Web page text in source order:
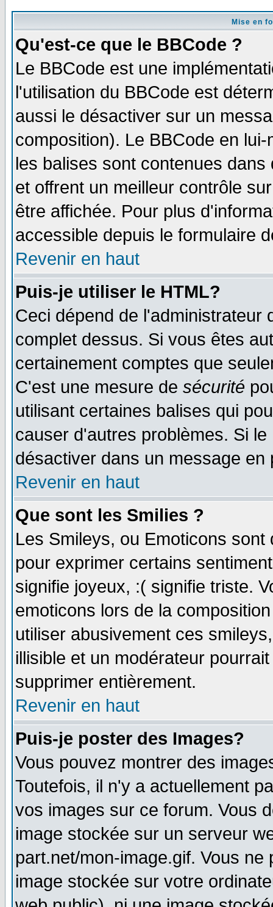
Mise en
Qu'est-ce que le BBCode ?
Le BBCode est une
l'utilisation du BBCode est
aussi le désactiver sur un
composition). Le BBCode en
les balises sont contenues
et offrent un meilleur contrôle
être affichée. Pour plus
accessible depuis le formulaire
Revenir en haut
Puis-je utiliser le HTML?
Ceci dépend de l'administrateur
complet dessus. Si vous êtes
certainement comptes que
C'est une mesure de sécurité
utilisant certaines balises qui
causer d'autres problèmes. Si
désactiver dans un message
Revenir en haut
Que sont les Smilies ?
Les Smileys, ou Emoticons
pour exprimer certains
signifie joyeux, :( signifie triste.
emoticons lors de la
utiliser abusivement ces
illisible et un modérateur
supprimer entièrement.
Revenir en haut
Puis-je poster des Images?
Vous pouvez montrer des
Toutefois, il n'y a actuellement
vos images sur ce forum. Vous
image stockée sur un serveur
part.net/mon-image.gif. Vous
image stockée sur votre